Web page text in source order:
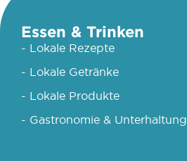
Essen & Trinken
- Lokale Rezepte
- Lokale Getränke
- Lokale Produkte
- Gastronomie & Unterhaltung